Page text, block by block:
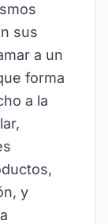
sus
a un
forma
a la
y